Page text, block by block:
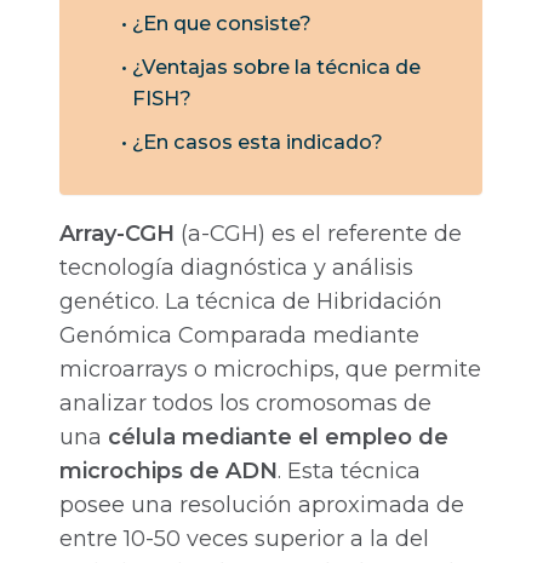
¿En que consiste?
¿Ventajas sobre la técnica de
FISH?
¿En casos esta indicado?
Array-CGH (a-CGH) es el referente de
tecnología diagnóstica y análisis
genético. La técnica de Hibridación
Genómica Comparada mediante
microarrays o microchips, que permite
analizar todos los cromosomas de
una célula mediante el empleo de
microchips de ADN. Esta técnica
posee una resolución aproximada de
entre 10-50 veces superior a la del